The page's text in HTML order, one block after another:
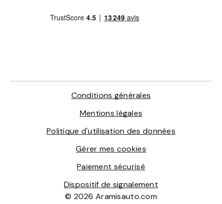
Conditions générales
Mentions légales
Politique d'utilisation des données
Gérer mes cookies
Paiement sécurisé
Dispositif de signalement
© 2026 Aramisauto.com